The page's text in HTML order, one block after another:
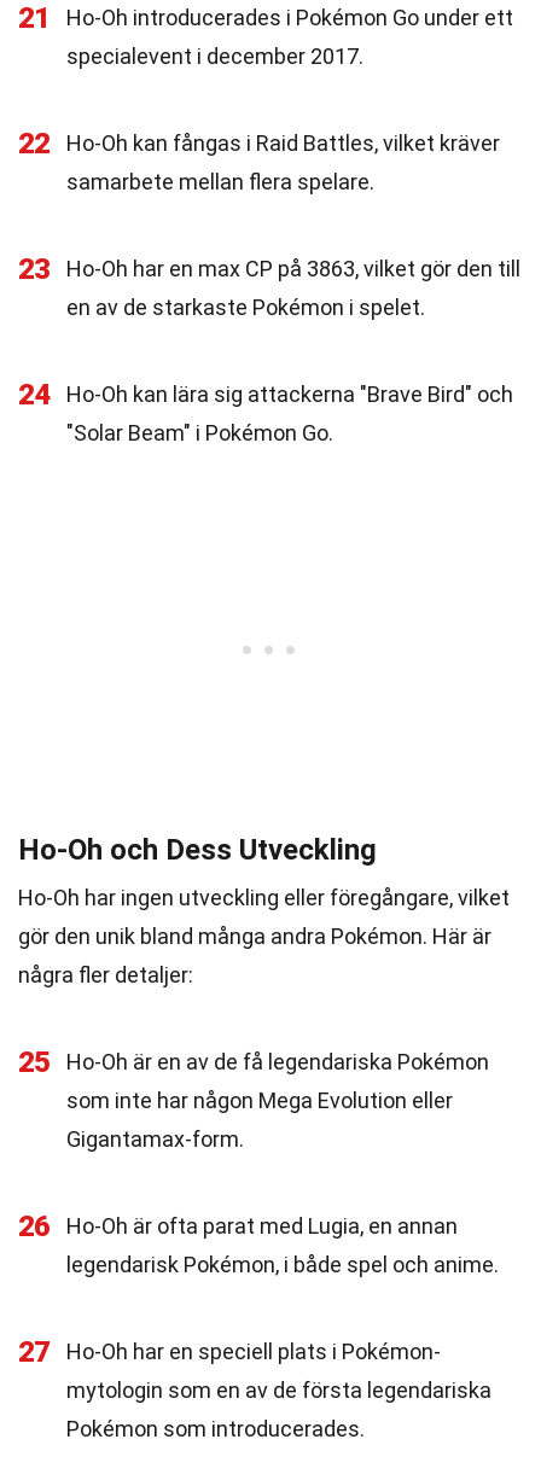
21
Ho-Oh introducerades i Pokémon Go under ett
specialevent i december 2017.
22
Ho-Oh kan fångas i Raid Battles, vilket kräver
samarbete mellan flera spelare.
23
Ho-Oh har en max CP på 3863, vilket gör den till
en av de starkaste Pokémon i spelet.
24
Ho-Oh kan lära sig attackerna "Brave Bird" och
"Solar Beam" i Pokémon Go.
Ho-Oh och Dess Utveckling
Ho-Oh har ingen utveckling eller föregångare, vilket
gör den unik bland många andra Pokémon. Här är
några fler detaljer:
25
Ho-Oh är en av de få legendariska Pokémon
som inte har någon Mega Evolution eller
Gigantamax-form.
26
Ho-Oh är ofta parat med Lugia, en annan
legendarisk Pokémon, i både spel och anime.
27
Ho-Oh har en speciell plats i Pokémon-
mytologin som en av de första legendariska
Pokémon som introducerades.